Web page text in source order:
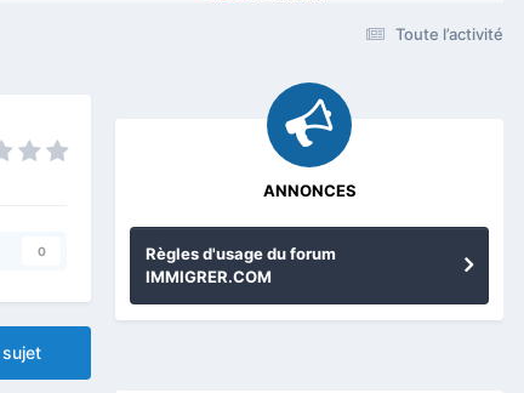
Toute l’activité
0
ANNONCES
Règles d'usage du forum
IMMIGRER.COM